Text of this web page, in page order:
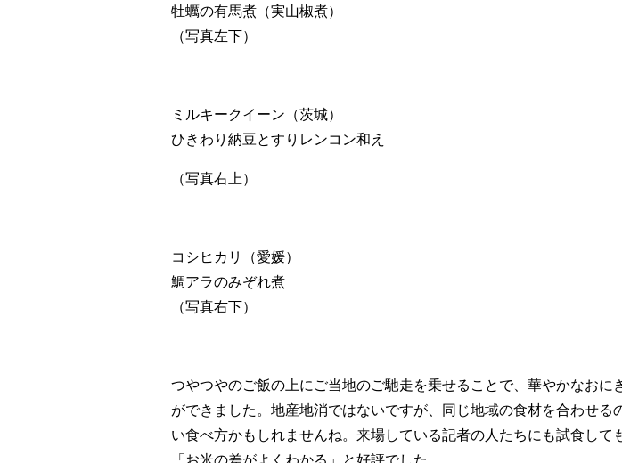
牡蠣の有馬煮（実山椒煮）
（写真左下）
ミルキークイーン（茨城）
ひきわり納豆とすりレンコン和え
（写真右上）
コシヒカリ（愛媛）
鯛アラのみぞれ煮
（写真右下）
つやつやのご飯の上にご当地のご馳走を乗せることで、華やかなおに
ができました。地産地消ではないですが、同じ地域の食材を合わせる
い食べ方かもしれませんね。来場している記者の人たちにも試食して